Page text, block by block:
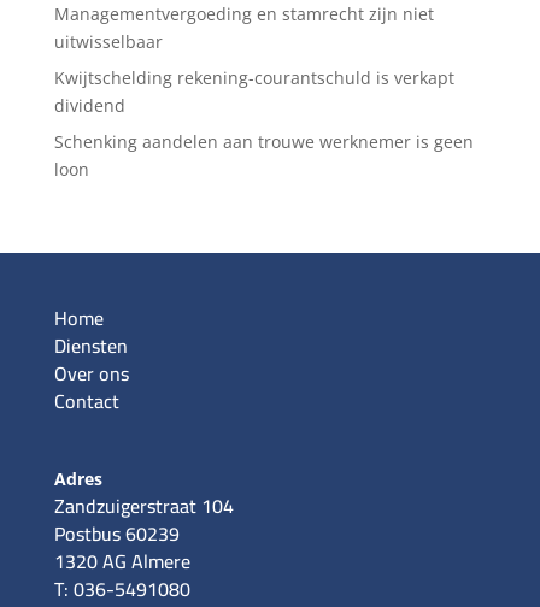
Managementvergoeding en stamrecht zijn niet
uitwisselbaar
Kwijtschelding rekening-courantschuld is verkapt
dividend
Schenking aandelen aan trouwe werknemer is geen
loon
Home
Diensten
Over ons
Contact
Adres
Zandzuigerstraat 104
Postbus 60239
1320 AG Almere
T: 036-5491080